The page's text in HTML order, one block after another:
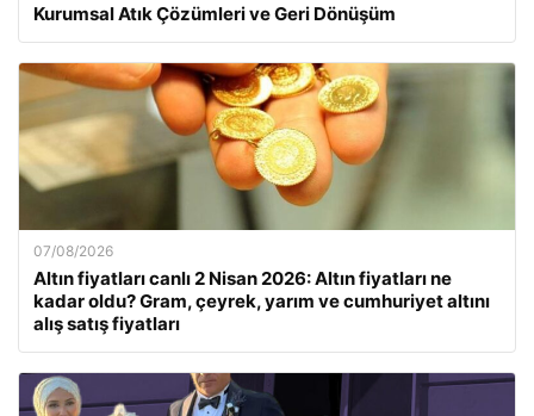
Kurumsal Atık Çözümleri ve Geri Dönüşüm
07/08/2026
Altın fiyatları canlı 2 Nisan 2026: Altın fiyatları ne
kadar oldu? Gram, çeyrek, yarım ve cumhuriyet altını
alış satış fiyatları